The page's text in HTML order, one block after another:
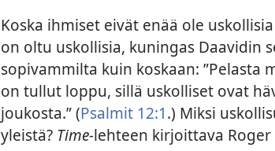
Koska ihmiset eivät enää ole
on oltu uskollisia, kuningas Daavidin
sopivammilta kuin koskaan: ”Pelasta
on tullut loppu, sillä uskolliset ovat
joukosta.” (Psalmit 12:1.) Miksi
yleistä? Time-lehteen kirjoittava Roger